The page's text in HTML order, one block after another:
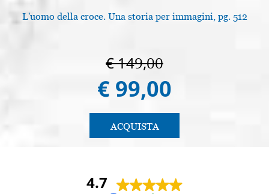
L'uomo della croce. Una storia per immagini, pg. 512
€ 149,00
€ 99,00
ACQUISTA
4.7